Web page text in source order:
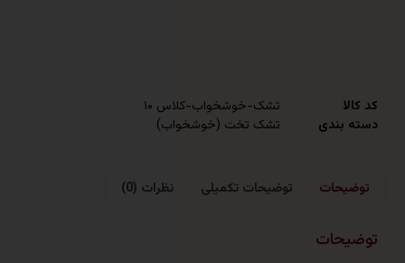
تشک-خوشخواب-کلاس ۱۰
تشک تخت (خوشخواب)
توضیحات تکمیلی نظرات (0)